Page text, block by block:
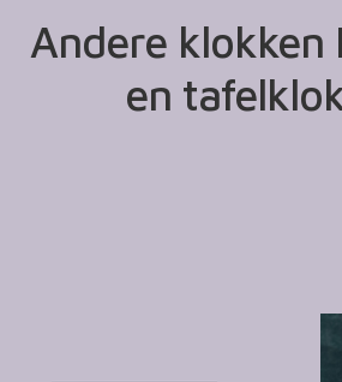
Andere klokken
en